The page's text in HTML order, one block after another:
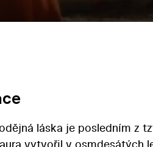
láska je posledním z